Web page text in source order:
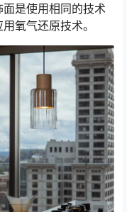
是使用相同的技术
氧气还原技术。